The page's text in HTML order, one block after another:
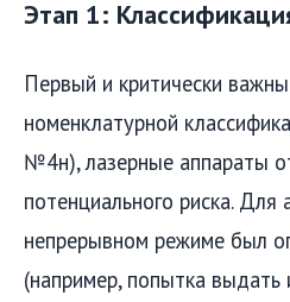
Этап 1:
Первый и критически
номенклатурной
№4н), лазерные аппараты
потенциального риска.
непрерывном режиме был
(например, попытка выдать